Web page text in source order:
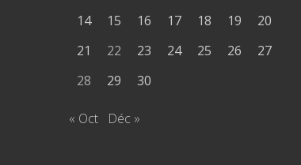
14
15 16 17 18 19
20
21
22 23 24 25 26
27
28
29 30
« Oct Déc »